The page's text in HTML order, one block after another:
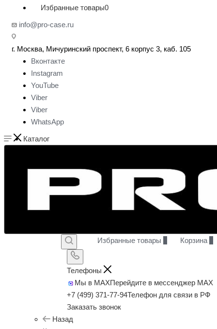
Избранные товары0
info@pro-case.ru
г. Москва, Мичуринский проспект, 6 корпус 3, каб. 105
Вконтакте
Instagram
YouTube
Viber
Viber
WhatsApp
Избранные товары Корзина
Телефоны
Мы в MAXПерейдите в мессенджер MAX
+7 (499) 371-77-94Телефон для связи в РФ
Заказать звонок
Каталог
Назад